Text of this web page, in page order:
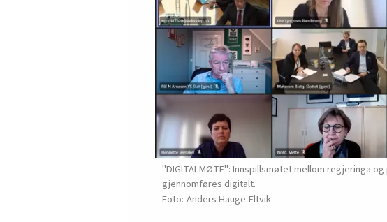
"DIGITALMØTE": Innspillsmøtet mellom regjeringa
gjennomføres digitalt.
Anders Hauge-Eltvik